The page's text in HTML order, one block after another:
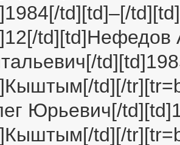
td][td]–[/
td][td]Нефедов
td][/
Юрьевич[/
td][/